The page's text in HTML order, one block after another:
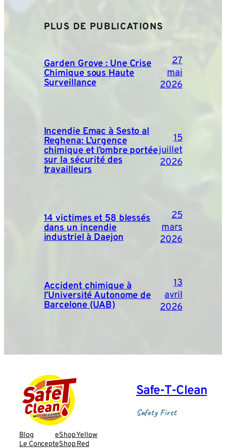
PLUS DE PUBLICATIONS
Garden Grove : Une Crise
Chimique sous Haute
Surveillance
27
mai
2026
Incendie Emac à Sesto al
Reghena: L’urgence
chimique et l’ombre portée
sur la sécurité des
travailleurs
15
juillet
2026
14 victimes et 58 blessés
dans un incendie
industriel à Daejon
25
mars
2026
Accident chimique à
l’Université Autonome de
Barcelone (UAB)
13
avril
2026
Safe‑T‑Clean
Safety First
Blog
Le Concept
eShop Yellow
eShop Red